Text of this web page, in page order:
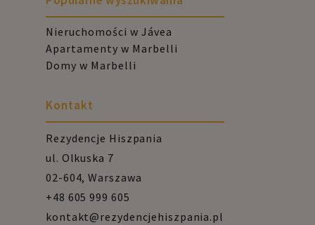
Nieruchomości w Jávea
Apartamenty w Marbelli
Domy w Marbelli
Kontakt
Rezydencje Hiszpania
ul. Olkuska 7
02-604, Warszawa
+48 605 999 605
kontakt@rezydencjehiszpania.pl